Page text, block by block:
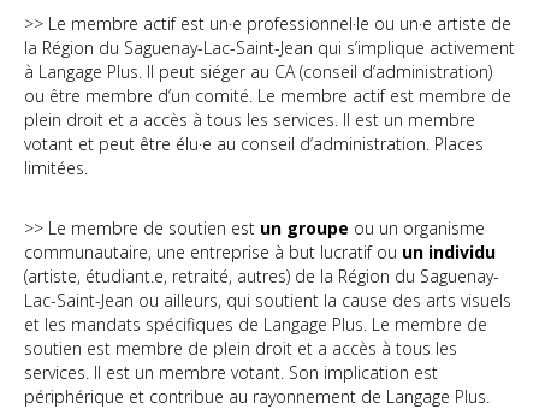
>> Le membre actif est un·e professionnel·le ou un·e artiste de
la Région du Saguenay-Lac-Saint-Jean qui s’implique activement
à Langage Plus. Il peut siéger au CA (conseil d’administration)
ou être membre d’un comité. Le membre actif est membre de
plein droit et a accès à tous les services. Il est un membre
votant et peut être élu·e au conseil d’administration. Places
limitées.
>> Le membre de soutien est un groupe ou un organisme
communautaire, une entreprise à but lucratif ou un individu
(artiste, étudiant.e, retraité, autres) de la Région du Saguenay-
Lac-Saint-Jean ou ailleurs, qui soutient la cause des arts visuels
et les mandats spécifiques de Langage Plus. Le membre de
soutien est membre de plein droit et a accès à tous les
services. Il est un membre votant. Son implication est
périphérique et contribue au rayonnement de Langage Plus.